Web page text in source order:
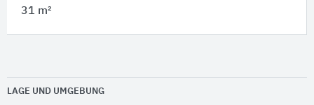
31 m²
LAGE UND UMGEBUNG